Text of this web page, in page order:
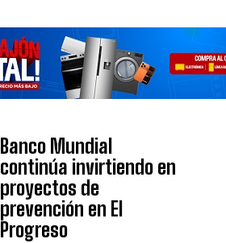
Banco Mundial
continúa invirtiendo en
proyectos de
prevención en El
Progreso